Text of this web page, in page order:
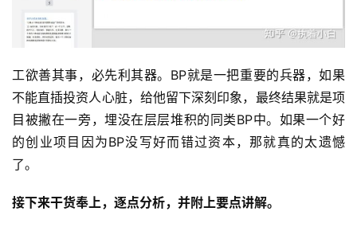
工欲善其事，必先利其器。BP就是一把重要的兵器，如果
不能直插投资人心脏，给他留下深刻印象，最终结果就是项
目被撇在一旁，埋没在层层堆积的同类BP中。如果一个好
的创业项目因为BP没写好而错过资本，那就真的太遗憾
了。
接下来干货奉上，逐点分析，并附上要点讲解。